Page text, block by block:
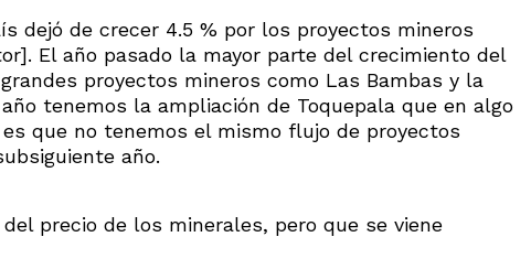
dejó de crecer 4.5 % por los proyectos mineros
El año pasado la mayor parte del crecimiento del
proyectos mineros como Las Bambas y la
tenemos la ampliación de Toquepala que en algo
que no tenemos el mismo flujo de proyectos
año.
precio de los minerales, pero que se viene